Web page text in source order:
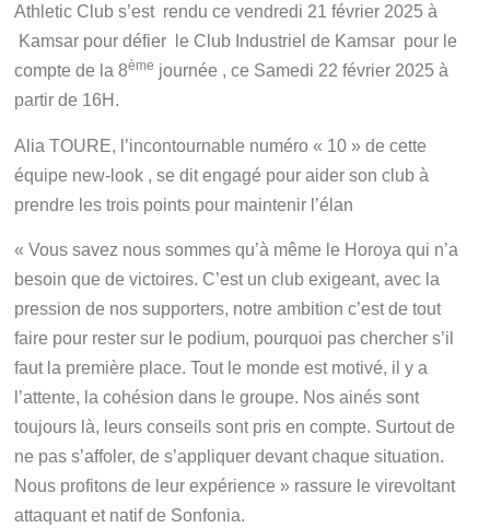
Athletic Club s’est rendu ce vendredi 21 février 2025 à
Kamsar pour défier le Club Industriel de Kamsar pour le
compte de la 8ème journée , ce Samedi 22 février 2025 à
partir de 16H.
Alia TOURE, l’incontournable numéro « 10 » de cette
équipe new-look , se dit engagé pour aider son club à
prendre les trois points pour maintenir l’élan
« Vous savez nous sommes qu’à même le Horoya qui n’a
besoin que de victoires. C’est un club exigeant, avec la
pression de nos supporters, notre ambition c’est de tout
faire pour rester sur le podium, pourquoi pas chercher s’il
faut la première place. Tout le monde est motivé, il y a
l’attente, la cohésion dans le groupe. Nos ainés sont
toujours là, leurs conseils sont pris en compte. Surtout de
ne pas s’affoler, de s’appliquer devant chaque situation.
Nous profitons de leur expérience » rassure le virevoltant
attaquant et natif de Sonfonia.